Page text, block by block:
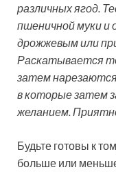
различных ягод.
пшеничной муки
дрожжевым или
Раскатывается
затем
в которые затем
желанием.
Будьте готовы к
больше или